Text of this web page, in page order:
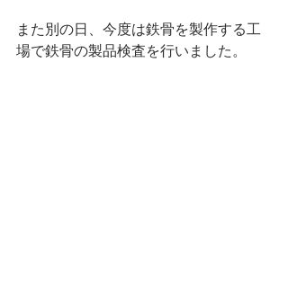
また別の日、今度は鉄骨を製作する工
場で鉄骨の製品検査を行いました。